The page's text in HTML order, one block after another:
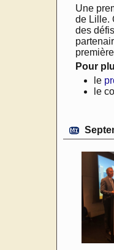
Une
de Lille.
des
Pour
le
le